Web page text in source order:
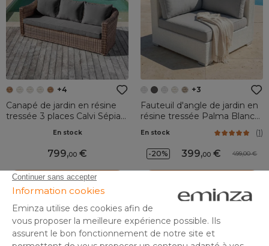
+4
Canapé de jardin en résine
tressée 3 places Calvi Sépia
En stock
799,00
Ajouter au panier
+3
Fauteuil d'angle de jardin en
résine tressée Palma Blanc
En stock (1)
-20% 399,00 499,00